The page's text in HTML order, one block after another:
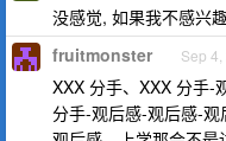
没感觉, 如果我不感兴
fruitmonster Sep
XXX 分手、XXX 分手-
分手-观后感-观后感-